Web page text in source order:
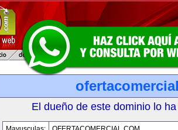
El dueño de este dominio lo